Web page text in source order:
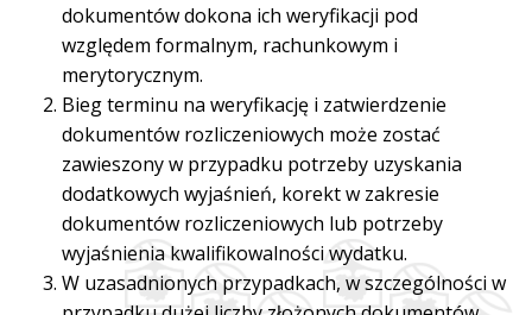
dokumentów dokona ich weryfikacji pod
względem formalnym, rachunkowym i
merytorycznym.
Bieg terminu na weryfikację i zatwierdzenie
dokumentów rozliczeniowych może zostać
zawieszony w przypadku potrzeby uzyskania
dodatkowych wyjaśnień, korekt w zakresie
dokumentów rozliczeniowych lub potrzeby
wyjaśnienia kwalifikowalności wydatku.
W uzasadnionych przypadkach, w szczególności w